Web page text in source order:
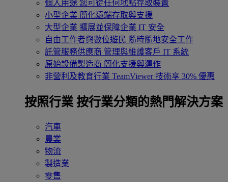
個人用途 您可從任何地點存取裝置
小型企業 簡化遠端存取與支援
大型企業 擴展並保障企業 IT 安全
自由工作者與數位遊民 隨時隨地安全工作
託管服務供應商 管理與維護客戶 IT 系統
原始設備製造商 簡化支援與運作
非營利及教育行業 TeamViewer 技術享 30% 優惠
按照行業 按行業分類的熱門解決方案
汽車
農業
物流
製造業
零售